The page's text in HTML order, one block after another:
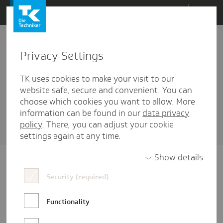
Direkt
Inhalt
IGM
1 Artikel diesem Schlagwort zugehörig
Sortieren nach DatumoderBeliebtheit
Privacy Settings
TK uses cookies to make your visit to our
website safe, secure and convenient. You can
choose which cookies you want to allow. More
information can be found in our data privacy
policy. There, you can adjust your cookie
settings again at any time.
Show details
Security (required)
Functionality